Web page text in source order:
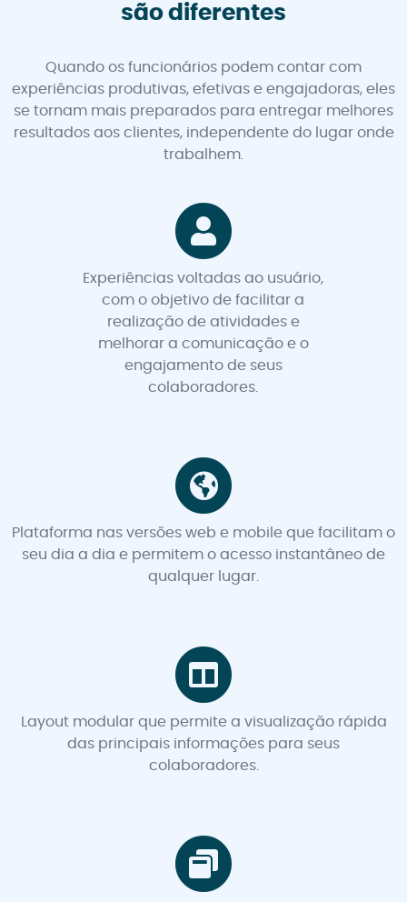
são diferentes
Quando os funcionários podem contar com
experiências produtivas, efetivas e engajadoras, eles
se tornam mais preparados para entregar melhores
resultados aos clientes, independente do lugar onde
trabalhem.
Experiências voltadas ao usuário,
com o objetivo de facilitar a
realização de atividades e
melhorar a comunicação e o
engajamento de seus
colaboradores.
Plataforma nas versões web e mobile que facilitam o
seu dia a dia e permitem o acesso instantâneo de
qualquer lugar.
Layout modular que permite a visualização rápida
das principais informações para seus
colaboradores.